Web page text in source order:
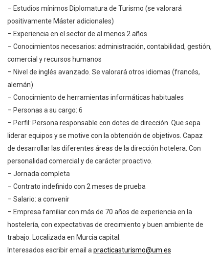
– Estudios mínimos Diplomatura de Turismo (se valorará
positivamente Máster adicionales)
– Experiencia en el sector de al menos 2 años
– Conocimientos necesarios: administración, contabilidad, gestión,
comercial y recursos humanos
– Nivel de inglés avanzado. Se valorará otros idiomas (francés,
alemán)
– Conocimiento de herramientas informáticas habituales
– Personas a su cargo: 6
– Perfil: Persona responsable con dotes de dirección. Que sepa
liderar equipos y se motive con la obtención de objetivos. Capaz
de desarrollar las diferentes áreas de la dirección hotelera. Con
personalidad comercial y de carácter proactivo.
– Jornada completa
– Contrato indefinido con 2 meses de prueba
– Salario: a convenir
– Empresa familiar con más de 70 años de experiencia en la
hostelería, con expectativas de crecimiento y buen ambiente de
trabajo. Localizada en Murcia capital.
Interesados escribir email a practicasturismo@um.es